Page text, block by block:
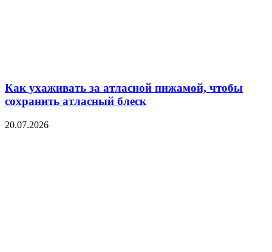
Как ухаживать за атласной пижамой, чтобы
сохранить атласный блеск
20.07.2026